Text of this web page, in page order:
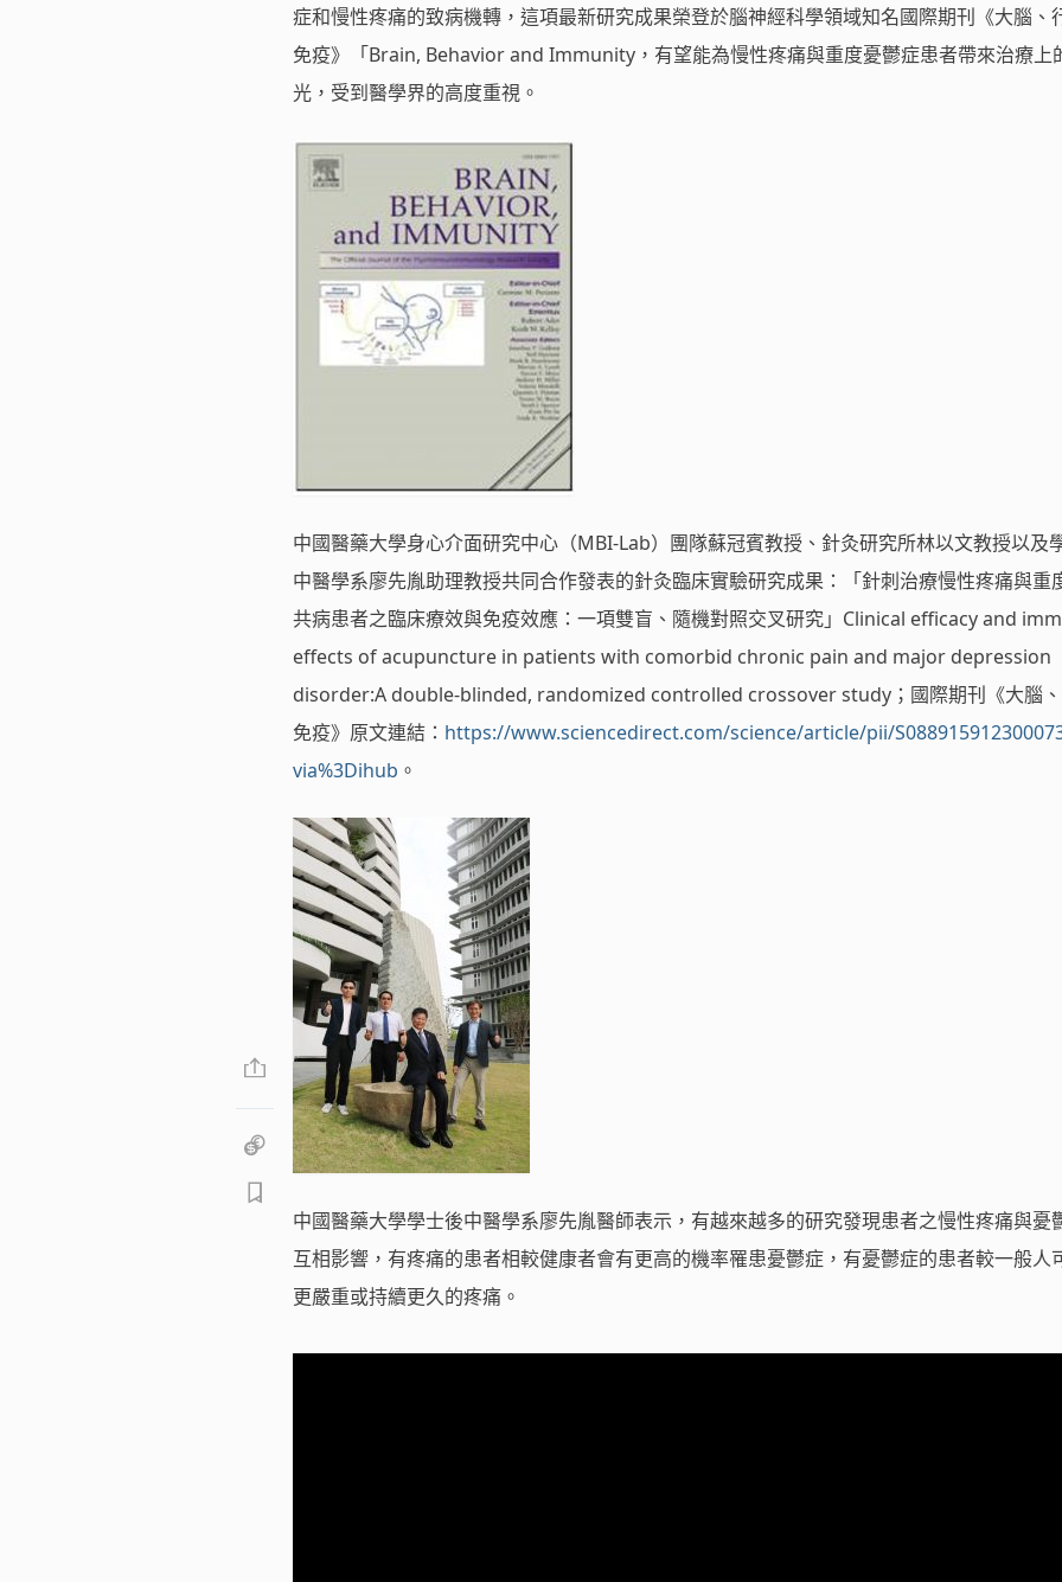
症和慢性疼痛的致病機轉，這項最新研究成果榮登於腦神經科學領域知名國際期刊《大腦、
免疫》「Brain, Behavior and Immunity，有望能為慢性疼痛與重度憂鬱症患者帶來治療上
光，受到醫學界的高度重視。
中國醫藥大學身心介面研究中心（MBI-Lab）團隊蘇冠賓教授、針灸研究所林以文教授以及
中醫學系廖先胤助理教授共同合作發表的針灸臨床實驗研究成果：「針刺治療慢性疼痛與重
共病患者之臨床療效與免疫效應：一項雙盲、隨機對照交叉研究」Clinical efficacy and
effects of acupuncture in patients with comorbid chronic pain and major depression
disorder:A double-blinded, randomized controlled crossover study；國際期刊《大腦
免疫》原文連結： https://www.sciencedirect.com/science/article/pii/
via%3Dihub 。
中國醫藥大學學士後中醫學系廖先胤醫師表示，有越來越多的研究發現患者之慢性疼痛與憂
互相影響，有疼痛的患者相較健康者會有更高的機率罹患憂鬱症，有憂鬱症的患者較一般人
更嚴重或持續更久的疼痛。